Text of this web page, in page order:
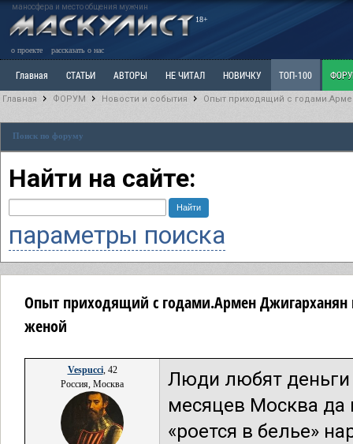
маносфера и место общения мужчин
18+
о проекте рассказать о нас
Главная СТАТЬИ АВТОРЫ НЕ ЧИТАЛ НОВИЧКУ ТОП-100
Ветка: Наболевшее. Выскажись!
РАЗДЕЛ: Разное
Главная ФОРУМ Новости и события Опыт приходящий с
Поиск по форуму
Найти на сайте:
параметры поиска
Опыт приходящий с годами.Армен Джигарханян
женой
Vespucci, 42
Россия, Москва
Люди любят деньги
месяцев Москва да
«роется в белье»